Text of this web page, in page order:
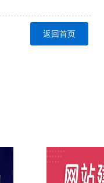
返回首页